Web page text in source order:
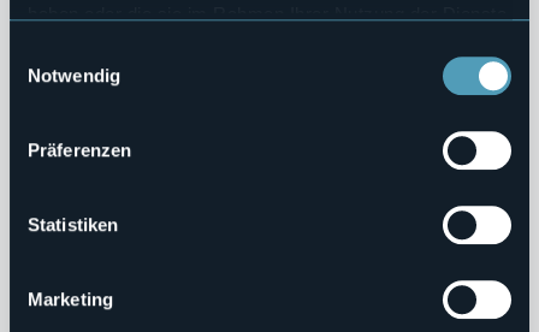
Notwendig
Präferenzen
Statistiken
Marketing
Opere Pubbliche
Pianificazione e Governo del Territorio
Interventi Straordinari e di Emergenza